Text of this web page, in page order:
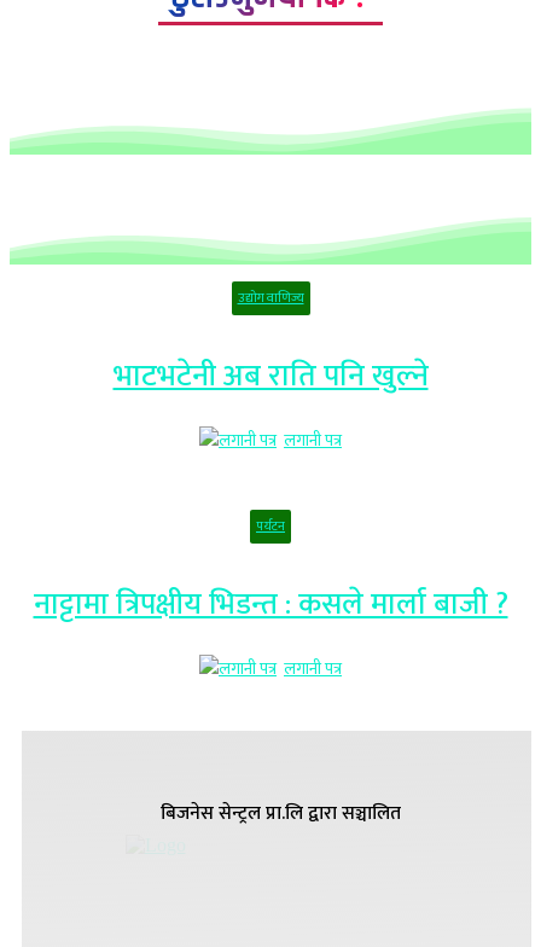
उद्योग वाणिज्य
भाटभटेनी अब राति पनि खुल्ने
लगानी पत्र
पर्यटन
नाट्टामा त्रिपक्षीय भिडन्त : कसले मार्ला बाजी ?
लगानी पत्र
बिजनेस सेन्ट्रल प्रा.लि द्वारा सञ्चालित